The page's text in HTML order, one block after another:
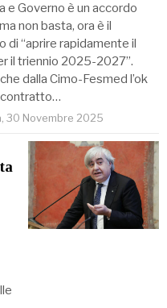
e Governo è un accordo
non basta, ora è il
di “aprire rapidamente il
il triennio 2025-2027”.
dalla Cimo-Fesmed l’ok
contratto…
30 Novembre 2025